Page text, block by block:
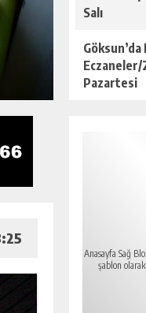
Salı
Pazartesi
Anasayfa Sağ
şablon